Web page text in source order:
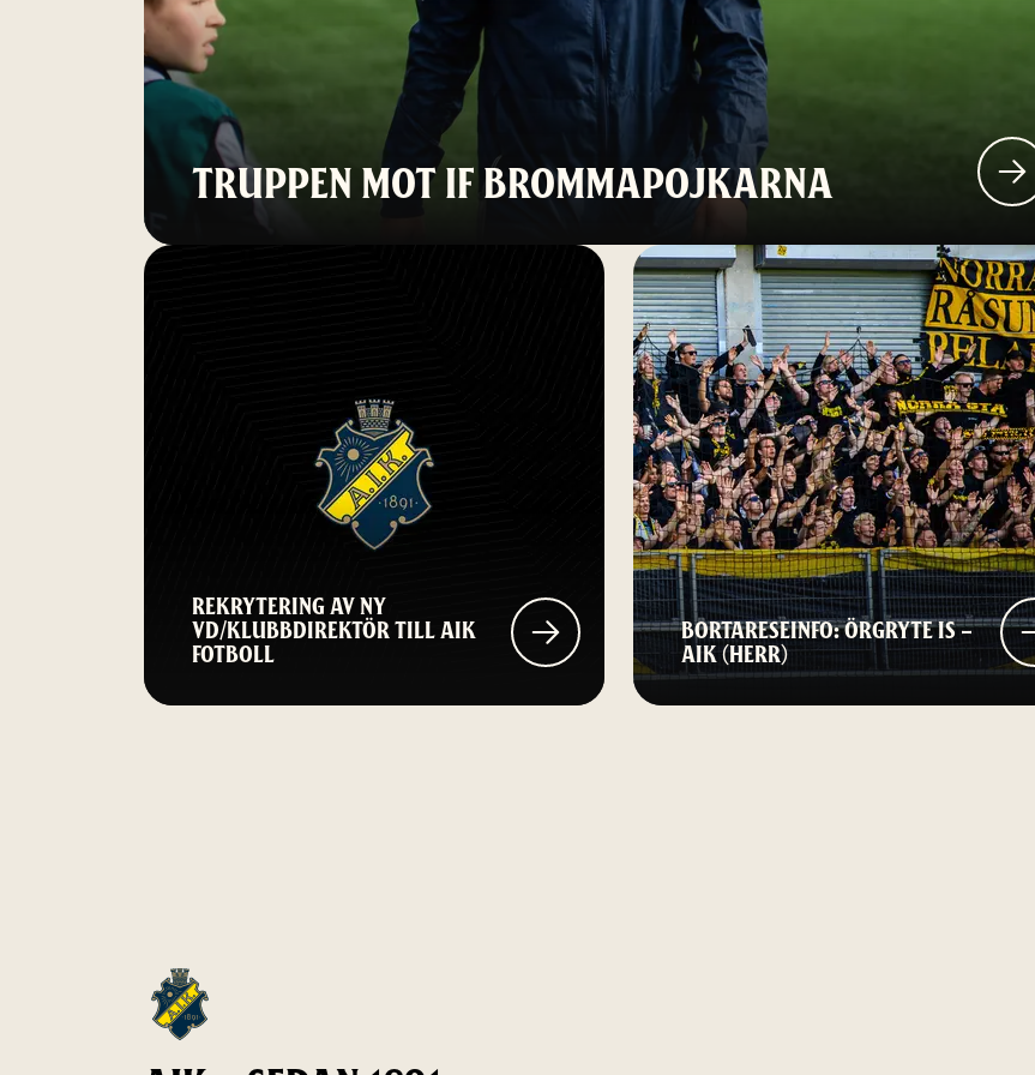
TRUPPEN MOT IF BROMMAPOJKARNA
REKRYTERING AV NY
VD/KLUBBDIREKTÖR TILL AIK
FOTBOLL
BORTARESEINFO: ÖRGRYTE IS –
AIK (HERR)